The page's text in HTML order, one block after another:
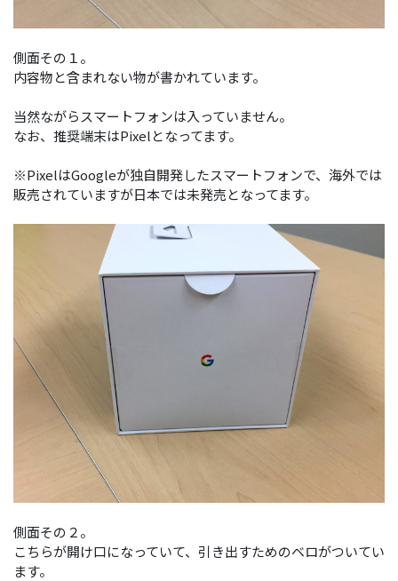
側面その１。
内容物と含まれない物が書かれています。
当然ながらスマートフォンは入っていません。
なお、推奨端末はPixelとなってます。
※PixelはGoogleが独自開発したスマートフォンで、海外では
販売されていますが日本では未発売となってます。
側面その２。
こちらが開け口になっていて、引き出すためのベロがついてい
ます。